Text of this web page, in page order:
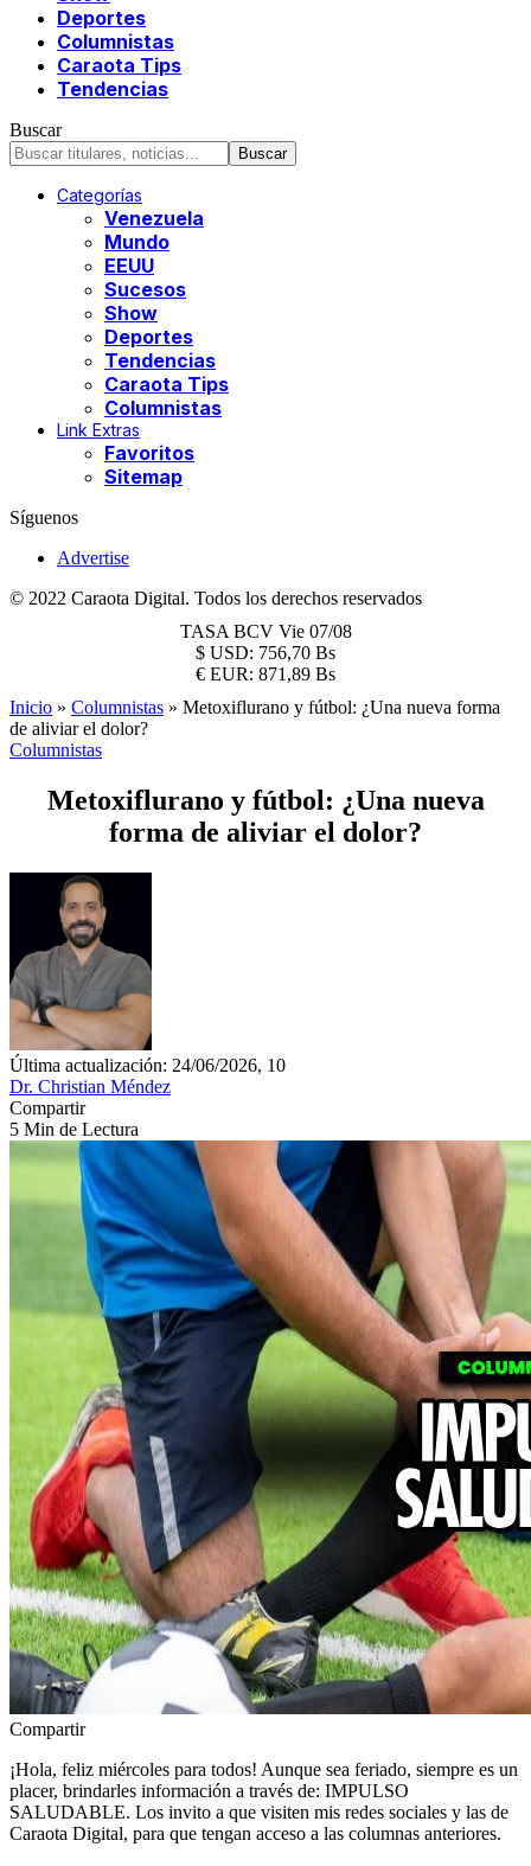
Deportes
Columnistas
Caraota Tips
Tendencias
Buscar
Categorías
Venezuela
Mundo
EEUU
Sucesos
Show
Deportes
Tendencias
Caraota Tips
Columnistas
Link Extras
Favoritos
Sitemap
Síguenos
Advertise
© 2022 Caraota Digital. Todos los derechos reservados
TASA BCV Vie 07/08
$ USD: 756,70 Bs
€ EUR: 871,89 Bs
Inicio » Columnistas » Metoxiflurano y fútbol: ¿Una nueva forma
de aliviar el dolor?
Columnistas
Metoxiflurano y fútbol: ¿Una nueva
forma de aliviar el dolor?
Última actualización: 24/06/2026, 10
Dr. Christian Méndez
Compartir
5 Min de Lectura
Compartir
¡Hola, feliz miércoles para todos! Aunque sea feriado, siempre es un
placer, brindarles información a través de: IMPULSO
SALUDABLE. Los invito a que visiten mis redes sociales y las de
Caraota Digital, para que tengan acceso a las columnas anteriores.